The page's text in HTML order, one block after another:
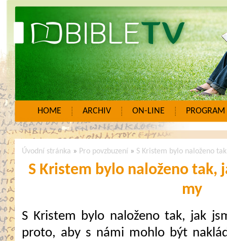
HOME ARCHIV ON-LINE PROGRAM
Úvodní stránka » Pro povzbuzení » S Kristem bylo naloženo
S Kristem bylo naloženo tak,
my
S Kristem bylo naloženo tak, jak
proto, aby s námi mohlo být